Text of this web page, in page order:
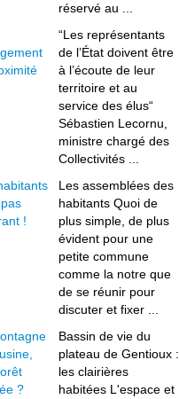
réservé au ...
“Les représentants
de l’État doivent être
à l’écoute de leur
territoire et au
service des élus“
Sébastien Lecornu,
ministre chargé des
Collectivités ...
!
Les assemblées des
habitants Quoi de
plus simple, de plus
évident pour une
petite commune
comme la notre que
de se réunir pour
discuter et fixer ...
?
Bassin de vie du
plateau de Gentioux :
les clairières
habitées L'espace et